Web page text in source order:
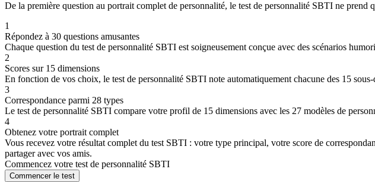
De la première question au portrait complet de personnalité, le test de personnalité SBTI ne prend
1
Répondez à 30 questions amusantes
Chaque question du test de personnalité SBTI est soigneusement conçue avec des scénarios
2
Scores sur 15 dimensions
En fonction de vos choix, le test de personnalité SBTI note automatiquement chacune des 15
3
Correspondance parmi 28 types
Le test de personnalité SBTI compare votre profil de 15 dimensions avec les 27 modèles de
4
Obtenez votre portrait complet
Vous recevez votre résultat complet du test SBTI : votre type principal, votre score de
partager avec vos amis.
Commencez votre test de personnalité SBTI
Commencer le test